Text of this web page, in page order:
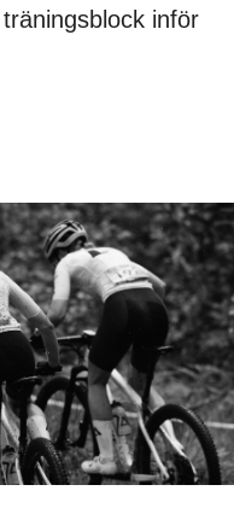
inför